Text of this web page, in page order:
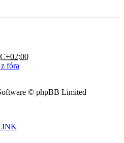
fóra
© phpBB Limited